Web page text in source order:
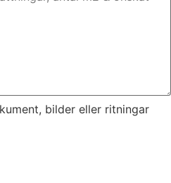
bilder eller ritningar